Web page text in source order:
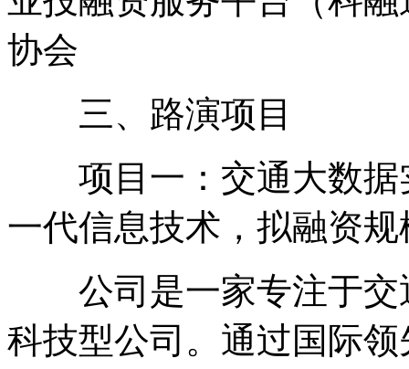
协会
三、路演项目
项目一：交通大数据
一代信息技术，拟融资规
公司是一家专注于交
科技型公司。通过国际